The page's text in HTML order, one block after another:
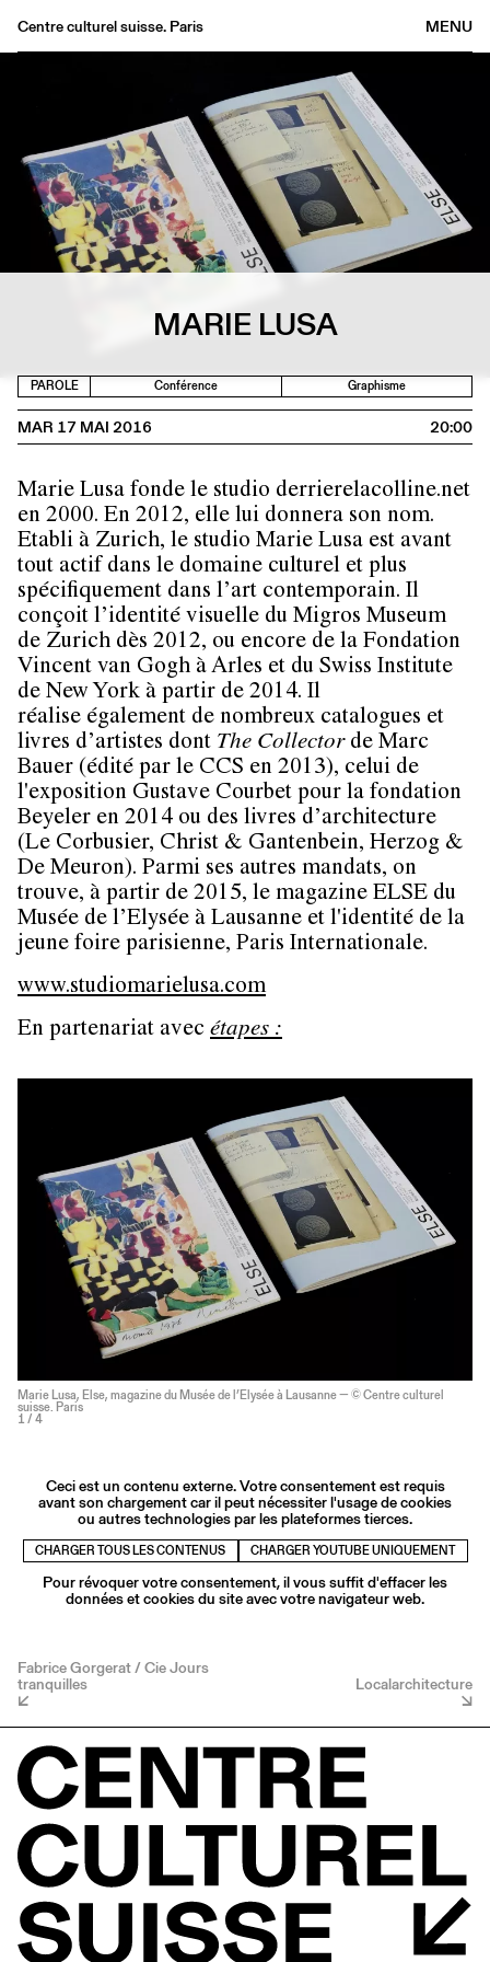
MENU
Centre culturel suisse. Paris
Archives
Médiathèque
Éditions
MARIE LUSA
PAROLE Conférence Graphisme
MAR 17 MAI 2016 20:00
Marie Lusa fonde le studio derrierelacolline.net
en 2000. En 2012, elle lui donnera son nom.
Etabli à Zurich, le studio Marie Lusa est avant
tout actif dans le domaine culturel et plus
spécifiquement dans l’art contemporain. Il
conçoit l’identité visuelle du Migros Museum
de Zurich dès 2012, ou encore de la Fondation
Vincent van Gogh à Arles et du Swiss Institute
de New York à partir de 2014. Il
réalise également de nombreux catalogues et
livres d’artistes dont The Collectorde Marc
Bauer (édité par le CCS en 2013), celui de
l'exposition Gustave Courbet pour la fondation
Beyeler en 2014 ou des livres d’architecture
(Le Corbusier, Christ & Gantenbein, Herzog &
De Meuron). Parmi ses autres mandats, on
trouve, à partir de 2015, le magazine ELSE du
Musée de l’Elysée à Lausanne et l'identité de la
jeune foire parisienne, Paris Internationale.
www.studiomarielusa.com
En partenariat avec étapes :
Marie Lusa, Else, magazine du Musée de l’Elysée à Lausanne — © Centre culturel
suisse. Paris
1 / 4
Ceci est un contenu externe. Votre consentement est requis
avant son chargement car il peut nécessiter l'usage de cookies
ou autres technologies par les plateformes tierces.
CHARGER TOUS LES CONTENUS CHARGER YOUTUBE UNIQUEMENT
Pour révoquer votre consentement, il vous suffit d'effacer les
données et cookies du site avec votre navigateur web.
Fabrice Gorgerat / Cie Jours
tranquilles Localarchitecture